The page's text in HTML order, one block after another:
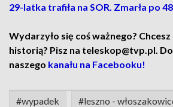
29-latka trafiła na SOR. Zmarła po
Wydarzyło się coś ważnego?
historią? Pisz na teleskop@tvp.pl.
naszego kanału na Facebooku!
#wypadek #leszno -